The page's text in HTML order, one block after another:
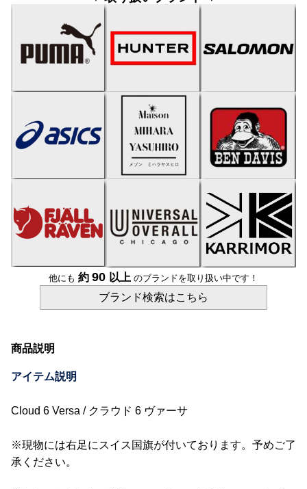
他にも 約 90 以上 のブランドを取り扱い中です！
ブランド検索はこちら
商品説明
アイテム説明
Cloud 6 Versa / クラウド 6 ヴァーサ
※現物には右足にスイス国旗が付いております。予めご了
承ください。